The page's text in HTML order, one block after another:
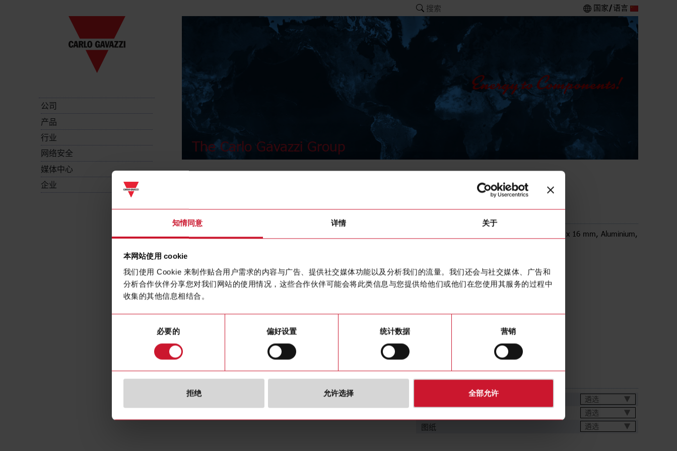
知情同意 详情 关于
本网站使用 cookie
我们使用 Cookie 来制作贴合用户需求的内容与广告、提供社交媒体功能以及分析我们的流量。我们还会与社交媒体、广告和
分析合作伙伴分享您对我们网站的使用情况，这些合作伙伴可能会将此类信息与您提供给他们或他们在您使用其服务的过程中
收集的其他信息相结合。
必要的 偏好设置 统计数据 营销
拒绝 允许选择 全部允许
公司
产品
行业
网络安全
媒体中心
企业
搜索 国家/语言
The Carlo Gavazzi Group
联系我们
Mounting Bracket for PA-Series, Size 50 x 13 x 16 mm, Aluminium,
下载
遴选
遴选
图纸 遴选